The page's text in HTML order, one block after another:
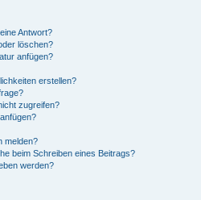
Antwort?
löschen?
anfügen?
erstellen?
zugreifen?
melden?
beim Schreiben eines Beitrags?
werden?